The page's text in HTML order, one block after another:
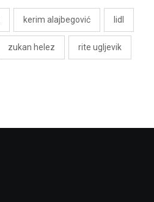
kerim alajbegović lidl
zukan helez rite ugljevik